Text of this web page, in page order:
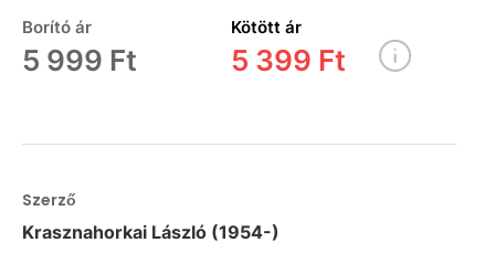
Borító ár
5 999 Ft
Kötött ár
5 399 Ft
Szerző
Krasznahorkai László (1954-)